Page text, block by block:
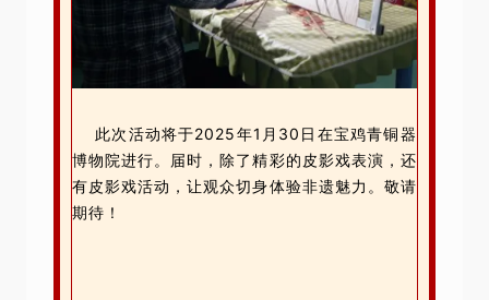
此次活动将于2025年1月30日在宝鸡青铜器
博物院进行。届时，除了精彩的皮影戏表演，还
有皮影戏活动，让观众切身体验非遗魅力。敬请
期待！